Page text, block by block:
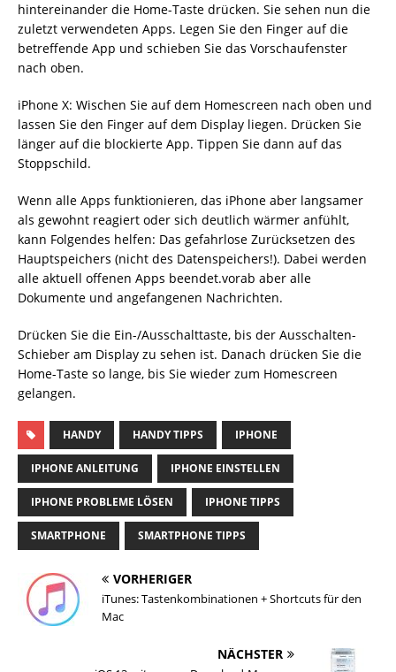
hintereinander die Home-Taste drücken. Sie sehen nun die
zuletzt verwendeten Apps. Legen Sie den Finger auf die
betreffende App und schieben Sie das Vorschaufenster
nach oben.
iPhone X: Wischen Sie auf dem Homescreen nach oben und
lassen Sie den Finger auf dem Display liegen. Drücken Sie
länger auf die blockierte App. Tippen Sie dann auf das
Stoppschild.
Wenn alle Apps funktionieren, das iPhone aber langsamer
als gewohnt reagiert oder sich deutlich wärmer anfühlt,
kann Folgendes helfen: Das gefahrlose Zurücksetzen des
Hauptspeichers (nicht des Datenspeichers!). Dabei werden
alle aktuell offenen Apps beendet.vorab aber alle
Dokumente und angefangenen Nachrichten.
Drücken Sie die Ein-/Ausschalttaste, bis der Ausschalten-
Schieber am Display zu sehen ist. Danach drücken Sie die
Home-Taste so lange, bis Sie wieder zum Homescreen
gelangen.
HANDY HANDY TIPPS IPHONE
IPHONE ANLEITUNG IPHONE EINSTELLEN
IPHONE PROBLEME LÖSEN IPHONE TIPPS
SMARTPHONE SMARTPHONE TIPPS
VORHERIGER
iTunes: Tastenkombinationen + Shortcuts für den
Mac
NÄCHSTER